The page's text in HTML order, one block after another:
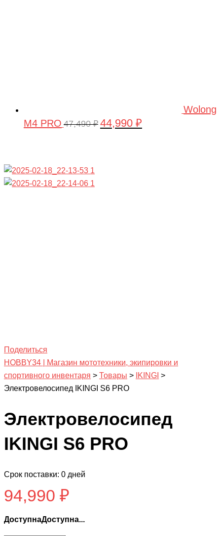
Wolong
M4 PRO 47,490₽ Первоначальная
44,990 ₽
Поделиться
HOBBY34 | Магазин мототехники, экипировки и
спортивного инвентаря > Товары > IKINGI >
Электровелосипед IKINGI S6 PRO
Электровелосипед
IKINGI S6 PRO
Срок поставки: 0 дней
94,990 ₽
ДоступнаДоступна...